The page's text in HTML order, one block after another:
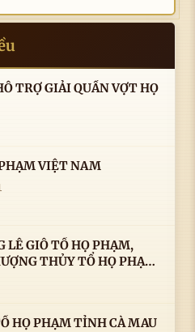
VIỆT NAM
LÊ GIỖ TỔ HỌ PHẠM,
THỦY TỔ HỌ PHẠM
2016) CỦA LS.TS.NV.
HỌ PHẠM TỈNH CÀ MAU